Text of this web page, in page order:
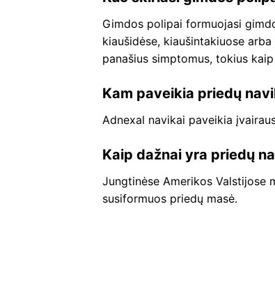
Gimdos polipai formuojasi
kiaušidėse, kiaušintakiuose
panašius simptomus, tokius
Kam paveikia priedų
Adnexal navikai paveikia
Kaip dažnai yra priedų
Jungtinėse Amerikos Valstijose
susiformuos priedų masė.